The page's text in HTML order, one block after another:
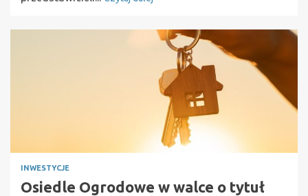
INWESTYCJE
Osiedle Ogrodowe w walce o tytuł